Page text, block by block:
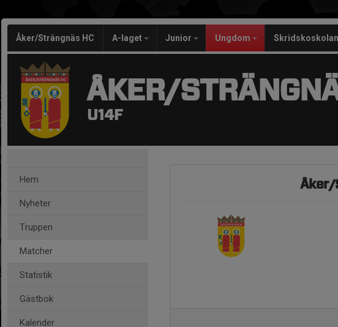
Åker/Strängnäs HC A-laget Junior Ungdom Skridskoskolan
ÅKER/
U14F
Hem
Nyheter
Truppen
Matcher
Statistik
Gästbok
Kalender
Åker/